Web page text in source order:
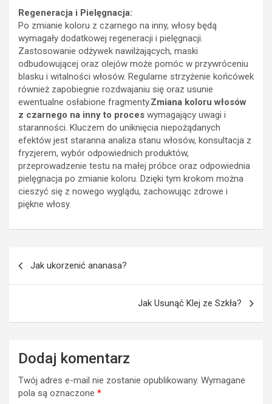
Regeneracja i Pielęgnacja:
Po zmianie koloru z czarnego na inny, włosy będą
wymagały dodatkowej regeneracji i pielęgnacji.
Zastosowanie odżywek nawilżających, maski
odbudowującej oraz olejów może pomóc w przywróceniu
blasku i witalności włosów. Regularne strzyżenie końcówek
również zapobiegnie rozdwajaniu się oraz usunie
ewentualne osłabione fragmenty.Zmiana koloru włosów
z czarnego na inny to proces wymagający uwagi i
staranności. Kluczem do uniknięcia niepożądanych
efektów jest staranna analiza stanu włosów, konsultacja z
fryzjerem, wybór odpowiednich produktów,
przeprowadzenie testu na małej próbce oraz odpowiednia
pielęgnacja po zmianie koloru. Dzięki tym krokom można
cieszyć się z nowego wyglądu, zachowując zdrowe i
piękne włosy.
Nawigacja
Jak ukorzenić ananasa?
Jak Usunąć Klej ze Szkła?
Dodaj komentarz
Twój adres e-mail nie zostanie opublikowany. Wymagane
pola są oznaczone *